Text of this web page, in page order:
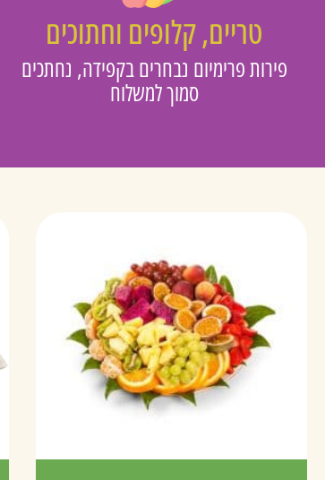
טריים, קלופים וחתוכים
פירות פרימיום נבחרים בקפידה, נחתכים
סמוך למשלוח